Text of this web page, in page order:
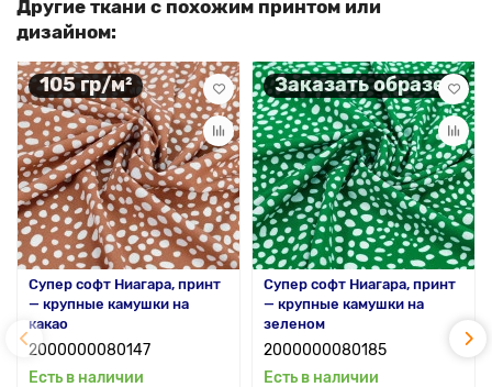
Другие ткани с похожим принтом или
дизайном:
105 гр/м²
Супер софт Ниагара, принт
— крупные камушки на
какао
2000000080147
Есть в наличии
Заказать образец
Супер софт Ниагара, принт
— крупные камушки на
зеленом
2000000080185
Есть в наличии